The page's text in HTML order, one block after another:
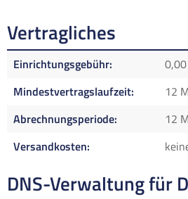
Vertragliches
Einrichtungsgebühr
Mindestvertragslaufzeit
12
Abrechnungsperiode
12
Versandkosten
DNS-Verwaltung für